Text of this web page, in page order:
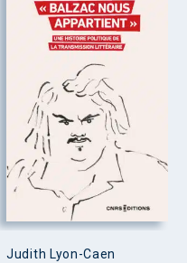
Judith Lyon-Caen